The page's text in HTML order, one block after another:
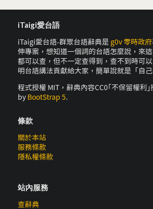
iTaigi愛台語
iTaigi愛台語-群眾台語辭典是 g0v 零時政府
伸專案，想知道一個詞的台語怎麼說，來
都可以查，但不一定查得到，查不到時可
明台語講法貢獻給大家，簡單說就是「自
程式授權 MIT，辭典內容CC0｢不保留權利
by BootStrap 5.
條款
關於本站
服務條款
隱私權條款
站內服務
查辭典